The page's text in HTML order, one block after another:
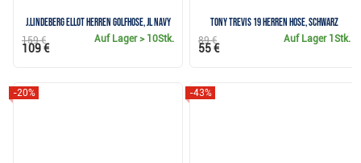
J.Lindeberg Ellot Herren Golfhose, JL Navy
Auf Lager> 10Stk.
159 €
109 €
Tony Trevis 19 Herren Hose, schwarz
Auf Lager 1Stk.
89 €
55 €
-20% -43%